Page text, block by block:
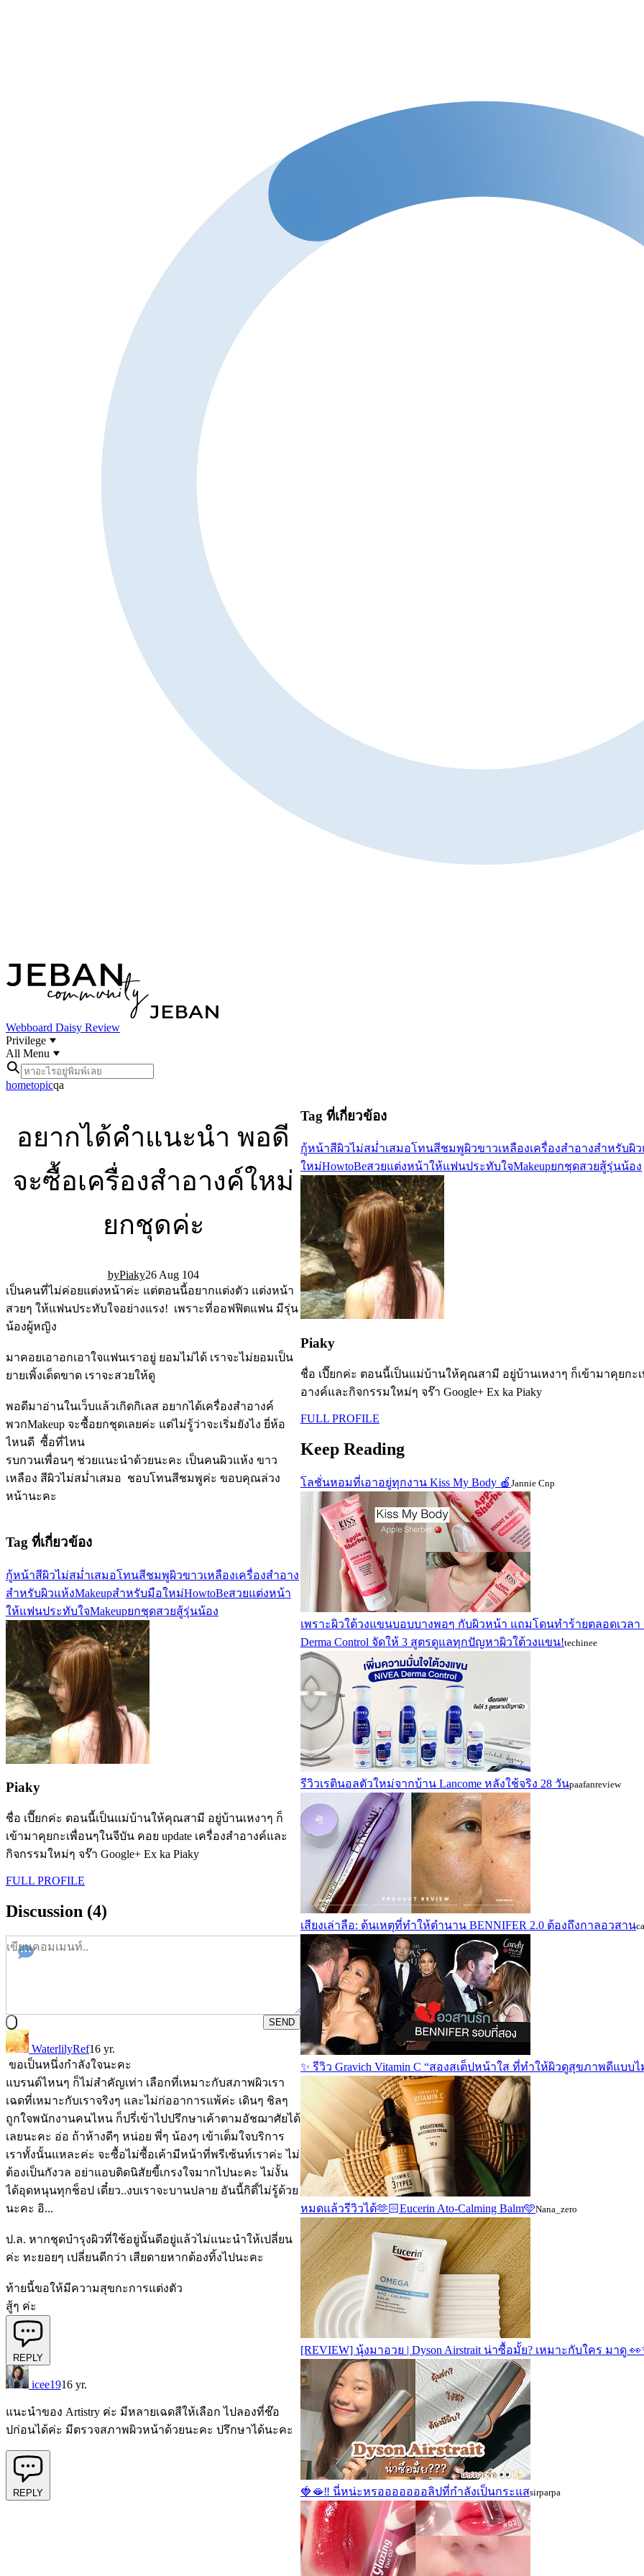
Webboard Daisy Review
Privilege
All Menu
hometopicqa
อยากได้คำแนะนำ พอดี
จะซื้อเครื่องสำอางค์ใหม่
ยกชุดค่ะ
Piaky26 Aug 104
เป็นคนที่ไม่ค่อยแต่งหน้าค่ะ แต่ตอนนี้อยากแต่งตัว แต่งหน้า
สวยๆ ให้แฟนประทับใจอย่างแรง! เพราะที่ออฟฟิตแฟน มีรุ่น
น้องผู้หญิง
มาคอยเอาอกเอาใจแฟนเราอยู่ ยอมไม่ได้ เราจะไม่ยอมเป็น
ยายเพิ้งเด็ดขาด เราจะสวยให้ดู
พอดีมาอ่านในเว็บแล้วเกิดกิเลส อยากได้เครื่องสำอางค์
พวกMakeup จะซื้อยกชุดเลยค่ะ แต่ไม่รู้ว่าจะเริ่มยังไง ยี่ห้อ
ไหนดี ซื้อที่ไหน
รบกวนเพื่อนๆ ช่วยแนะนำด้วยนะคะ เป็นคนผิวแห้ง ขาว
เหลือง สีผิวไม่สม่ำเสมอ ชอบโทนสีชมพูค่ะ ขอบคุณล่วง
หน้านะคะ
Tag ที่เกี่ยวข้อง
กู้หน้าสีผิวไม่สม่ำเสมอโทนสีชมพูผิวขาวเหลืองเครื่องสำอาง
สำหรับผิวแห้งMakeupสำหรับมือใหม่HowtoBeสวยแต่งหน้า
ให้แฟนประทับใจMakeupยกชุดสวยสู้รุ่นน้อง
Piaky
ชื่อ เปี๊ยกค่ะ ตอนนี้เป็นแม่บ้านให้คุณสามี อยู่บ้านเหงาๆ ก็
เข้ามาคุยกะเพื่อนๆในจีบัน คอย update เครื่องสำอางค์และ
กิจกรรมใหม่ๆ จร๊า Google+ Ex ka Piaky
FULL PROFILE
Discussion (4)
SEND
WaterlilyRef16 yr.
ขอเป็นหนึ่งกำลังใจนะคะ
แบรนด์ไหนๆ ก็ไม่สำคัญเท่า เลือกที่เหมาะกับสภาพผิวเรา
เฉดที่เหมาะกับเราจริงๆ และไม่ก่ออาการแพ้ค่ะ เดินๆ ชิลๆ
ถูกใจพนักงานคนไหน ก็ปรี่เข้าไปปรึกษาเค้าตามอัชฌาศัยได้
เลยนะคะ อ่อ ถ้าห้างดีๆ หน่อย พี่ๆ น้องๆ เข้าเต็มใจบริการ
เราทั้งนั้นแหละค่ะ จะซื้อไม่ซื้อเค้ามีหน้าที่พรีเซ้นท์เราค่ะ ไม่
ต้องเป็นกังวล อย่าแอบติดนิสัยขี้เกรงใจมากไปนะคะ ไม่งั้น
ได้อุดหนุนทุกช็อป เดี๋ยว..งบเราจะบานปลาย อันนี้กิติ์ไม่รู้ด้วย
นะคะ อิ...
ป.ล. หากชุดบำรุงผิวที่ใช้อยู่นั้นดีอยู่แล้วไม่แนะนำให้เปลี่ยน
ค่ะ ทะยอยๆ เปลี่ยนดีกว่า เสียดายหากต้องทิ้งไปนะคะ
ท้ายนี้ขอให้มีความสุขกะการแต่งตัว
สู้ๆ ค่ะ
REPLY
icee1916 yr.
แนะนำของ Artistry ค่ะ มีหลายเฉดสีให้เลือก ไปลองที่ช๊อ
ปก่อนได้ค่ะ มีตรวจสภาพผิวหน้าด้วยนะคะ ปรึกษาได้นะคะ
REPLY
Tag ที่เกี่ยวข้อง
กู้หน้าสีผิวไม่สม่ำเสมอโทนสีชมพูผิวขาวเหลืองเครื่องสำอางสำหรับผิ
ใหม่HowtoBeสวยแต่งหน้าให้แฟนประทับใจMakeupยกชุดสวยสู้รุ่นน้อง
Piaky
ชื่อ เปี๊ยกค่ะ ตอนนี้เป็นแม่บ้านให้คุณสามี อยู่บ้านเหงาๆ ก็เข้ามาคุยกะเ
อางค์และกิจกรรมใหม่ๆ จร๊า Google+ Ex ka Piaky
FULL PROFILE
Keep Reading
โลชั่นหอมที่เอาอยู่ทุกงาน Kiss My Body 🍎 Jannie Cnp
เพราะผิวใต้วงแขนบอบบางพอๆ กับผิวหน้า แถมโดนทำร้ายตลอดเวลา
Derma Control จัดให้ 3 สูตรดูแลทุกปัญหาผิวใต้วงแขน!techinee
รีวิวเรตินอลตัวใหม่จากบ้าน Lancome หลังใช้จริง 28 วันpaafanreview
เสียงเล่าลือ: ต้นเหตุที่ทำให้ตำนาน BENNIFER 2.0 ต้องถึงกาลอวสาน
✨ รีวิว Gravich Vitamin C “สองสเต็ปหน้าใส ที่ทำให้ผิวดูสุขภาพดีแบบ
หมดแล้วรีวิวได้🫶🏻Eucerin Ato-Calming Balm🩵Nana_zero
[REVIEW] นุ้งมาอวย | Dyson Airstrait น่าซื้อมั้ย? เหมาะกับใคร มาดู
🍓🫦‼ นี่หน่ะหรอออออออลิปที่กำลังเป็นกระแสsirparpa